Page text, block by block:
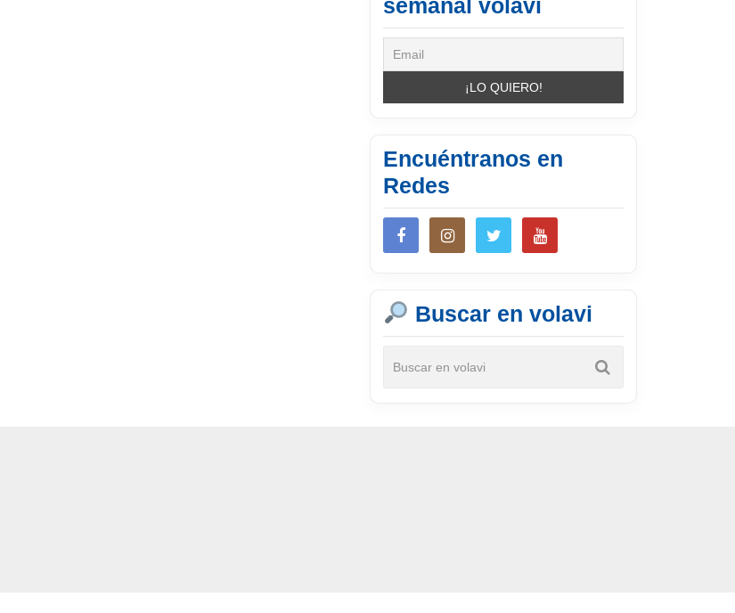
semanal volavi
Encuéntranos en
Redes
Buscar en volavi